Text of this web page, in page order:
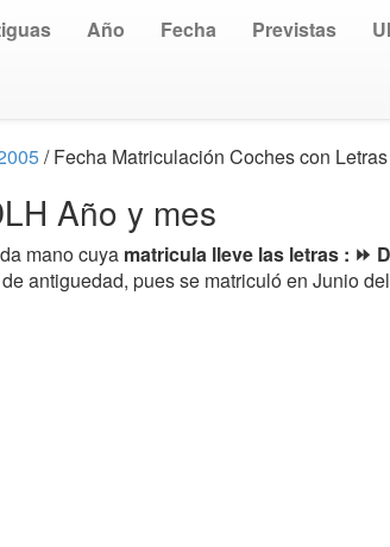
Año Fecha Previstas
/ Fecha Matriculación Coches con
Año y mes
mano cuya matricula lleve las letras : ⏩
antiguedad, pues se matriculó en Junio